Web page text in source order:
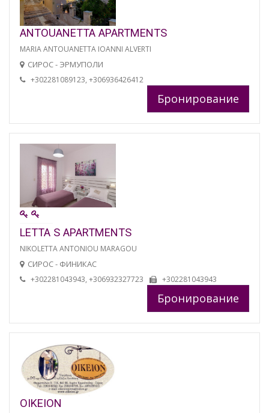
ANTOUANETTA APARTMENTS
MARIA ANTOUANETTA IOANNI ALVERTI
СИРОС - ЭРМУПОЛИ
+302281089123, +306936426412
Бронирование
LETTA S APARTMENTS
NIKOLETTA ANTONIOU MARAGOU
СИРОС - ФИНИКАС
+302281043943, +306932327723 +302281043943
Бронирование
OIKEION